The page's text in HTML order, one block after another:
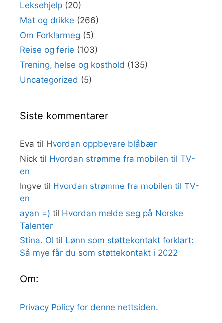
Leksehjelp (20)
Mat og drikke (266)
Om Forklarmeg (5)
Reise og ferie (103)
Trening, helse og kosthold (135)
Uncategorized (5)
Siste kommentarer
Eva til Hvordan oppbevare blåbær
Nick til Hvordan strømme fra mobilen til TV-
en
Ingve til Hvordan strømme fra mobilen til TV-
en
ayan =) til Hvordan melde seg på Norske
Talenter
Stina. Ol til Lønn som støttekontakt forklart:
Så mye får du som støttekontakt i 2022
Om:
Privacy Policy for denne nettsiden.